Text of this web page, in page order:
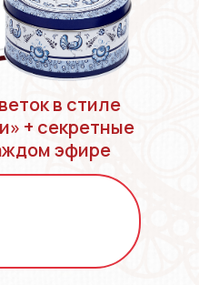
в стиле
+ секретные
эфире